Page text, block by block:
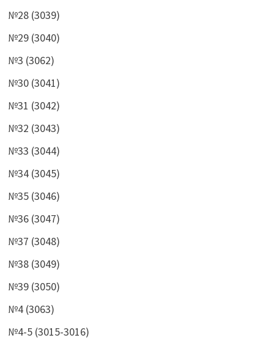
№28 (3039)
№29 (3040)
№3 (3062)
№30 (3041)
№31 (3042)
№32 (3043)
№33 (3044)
№34 (3045)
№35 (3046)
№36 (3047)
№37 (3048)
№38 (3049)
№39 (3050)
№4 (3063)
№4-5 (3015-3016)